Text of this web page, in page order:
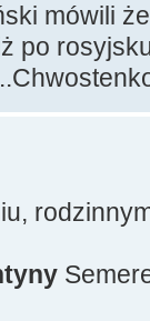
mówili
po